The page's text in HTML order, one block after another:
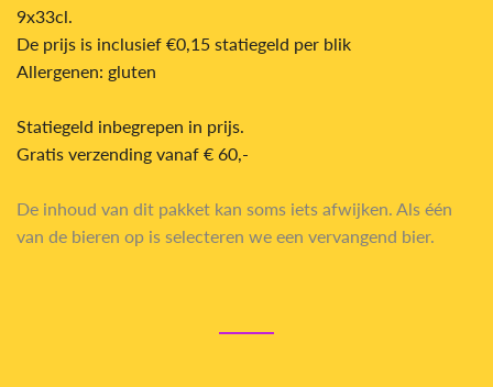
9x33cl.
De prijs is inclusief €0,15 statiegeld per blik
Allergenen: gluten
Statiegeld inbegrepen in prijs.
Gratis verzending vanaf € 60,-
De inhoud van dit pakket kan soms iets afwijken. Als één
van de bieren op is selecteren we een vervangend bier.